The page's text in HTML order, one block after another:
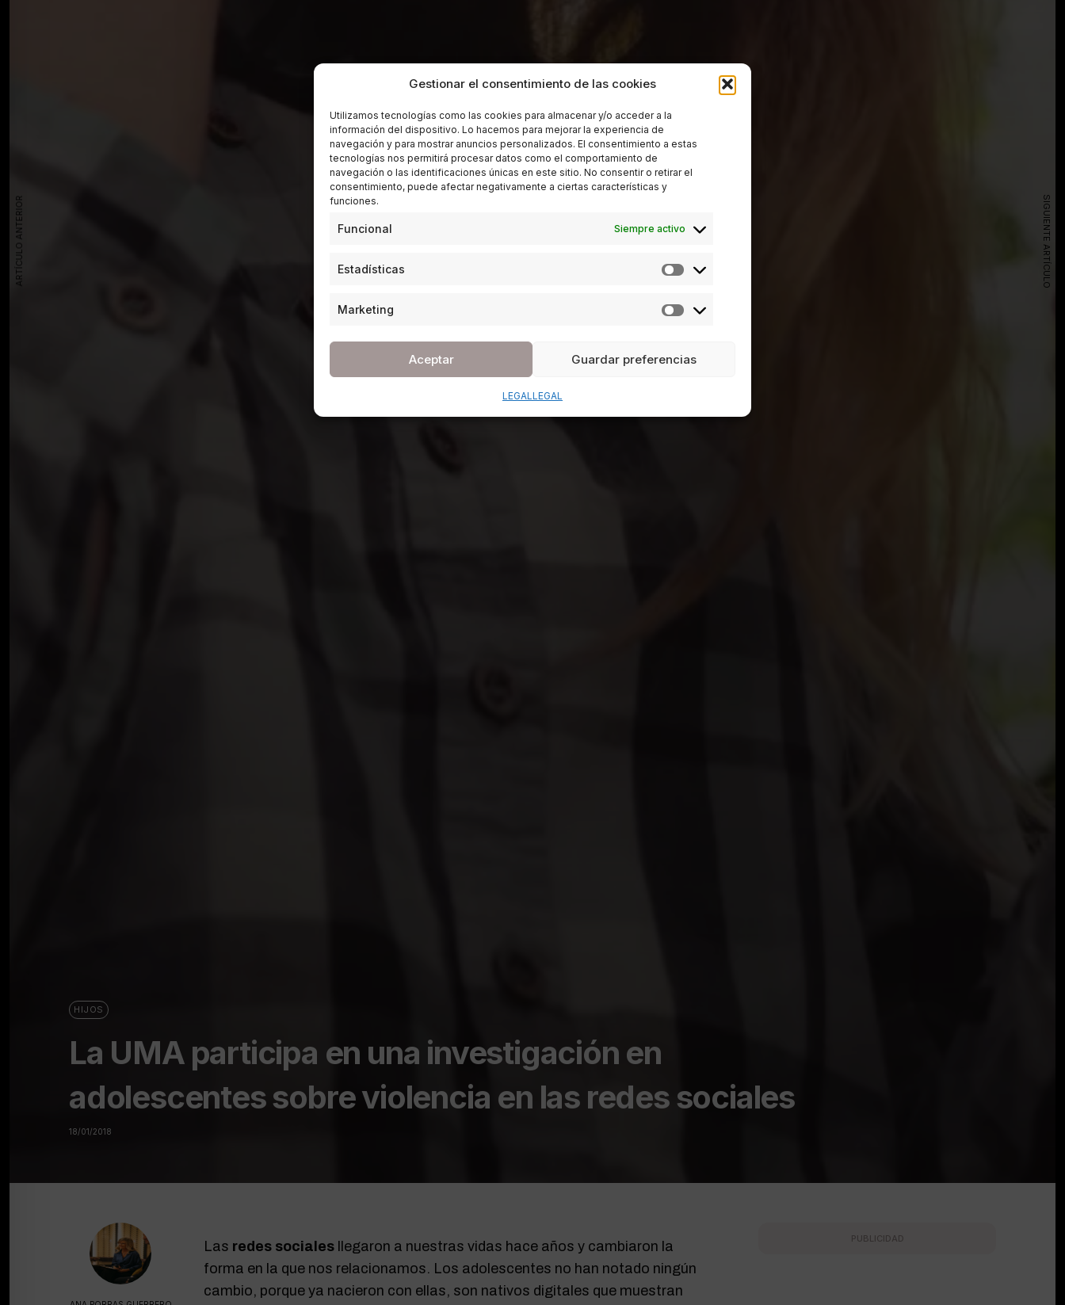
Gestionar el consentimiento de las cookies
Utilizamos tecnologías como las cookies para almacenar y/o acceder a la
información del dispositivo. Lo hacemos para mejorar la experiencia de
navegación y para mostrar anuncios personalizados. El consentimiento a estas
tecnologías nos permitirá procesar datos como el comportamiento de
navegación o las identificaciones únicas en este sitio. No consentir o retirar el
consentimiento, puede afectar negativamente a ciertas características y
funciones.
Funcional Siempre activo
Estadísticas
Marketing
Aceptar Guardar preferencias
LEGALLEGAL
HIJOS
La UMA participa en una investigación en
adolescentes sobre violencia en las redes sociales
18/01/2018
Las redes sociales llegaron a nuestras vidas hace años y cambiaron la
forma en la que nos relacionamos. Los adolescentes no han notado ningún
cambio, porque ya nacieron con ellas, son nativos digitales que muestran
PUBLICIDAD
ARTÍCULO ANTERIOR SIGUIENTE ARTÍCULO